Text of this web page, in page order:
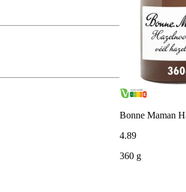
Bonne Maman
4.89
360 g